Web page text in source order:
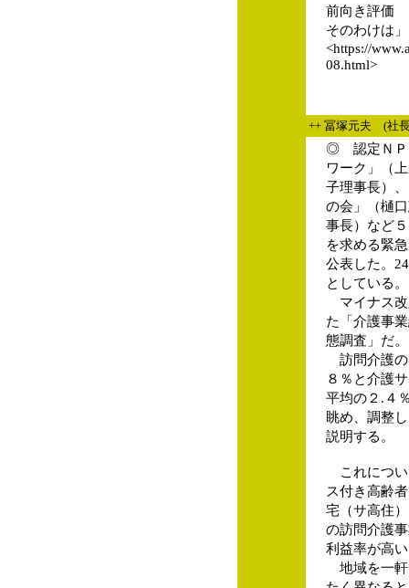
前向き評価
そのわけは
<https://
08.html>
++ 冨塚元夫 (社
◎ 認定ＮＰ
ワーク」（
子理事長）
の会」（樋
事長）など
を求める緊
公表した。
としている。
マイナス改
た「介護事
態調査」だ。
訪問介護の
８％と介護
平均の２.４
眺め、調整
説明する。
これについ
ス付き高齢
宅（サ高住
の訪問介護
利益率が高
地域を一軒